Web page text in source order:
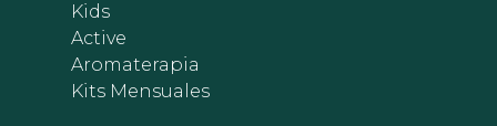
Kids
Active
Aromaterapia
Kits Mensuales